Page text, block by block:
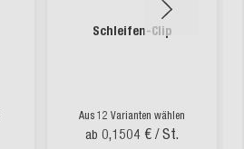
Schleifen-Clip
Aus 12 Varianten wählen
ab 0,1504 € / St.